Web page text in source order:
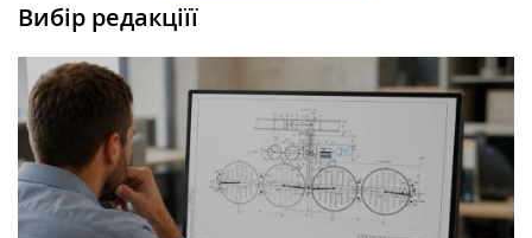
Вибір редакціїї